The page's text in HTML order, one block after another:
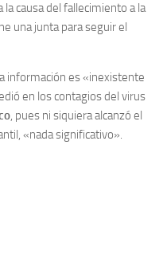
la causa del fallecimiento a la
una junta para seguir el
información es «inexistente
en los contagios del virus
, pues ni siquiera alcanzó el
«nada significativo».